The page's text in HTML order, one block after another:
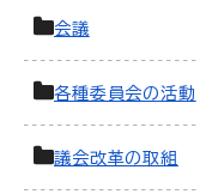
会議
各種委員会の活動
議会改革の取組